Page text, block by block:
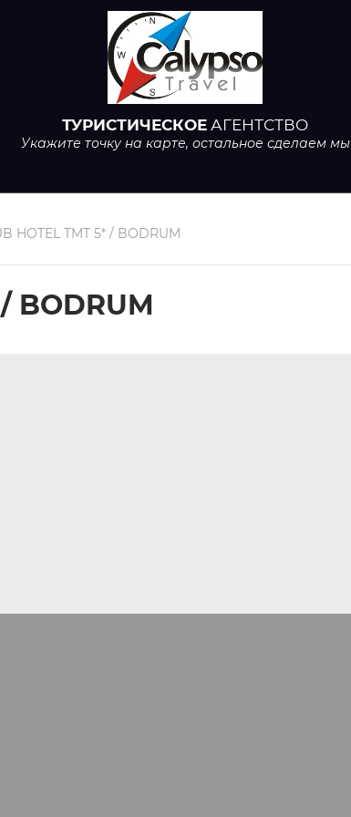
ТУРИСТИЧЕСКОЕ АГЕНТСТВО
Укажите точку на карте, остальное сделаем мы
HOTEL TMT 5* / BODRUM
BODRUM